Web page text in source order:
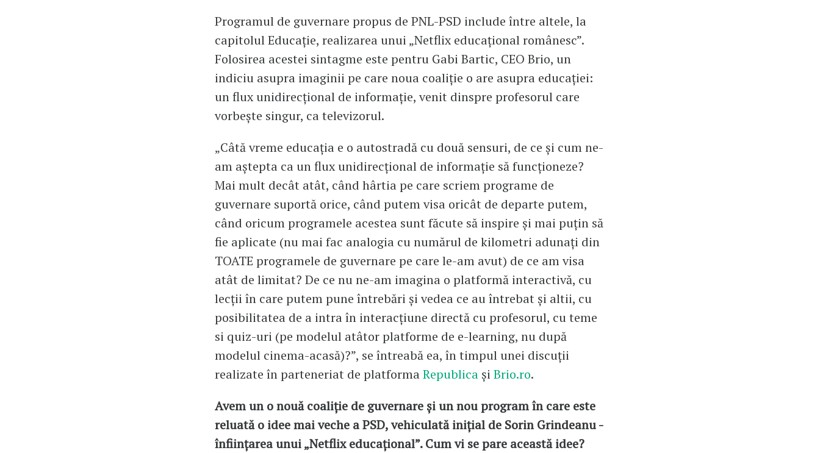
Programul de guvernare propus de PNL-PSD include între altele, la
capitolul Educație, realizarea unui „Netflix educațional românesc”.
Folosirea acestei sintagme este pentru Gabi Bartic, CEO Brio, un
indiciu asupra imaginii pe care noua coaliție o are asupra educației:
un flux unidirecțional de informație, venit dinspre profesorul care
vorbește singur, ca televizorul.
„Câtă vreme educația e o autostradă cu două sensuri, de ce și cum ne-
am aștepta ca un flux unidirecțional de informație să funcționeze?
Mai mult decât atât, când hârtia pe care scriem programe de
guvernare suportă orice, când putem visa oricât de departe putem,
când oricum programele acestea sunt făcute să inspire și mai puțin să
fie aplicate (nu mai fac analogia cu numărul de kilometri adunați din
TOATE programele de guvernare pe care le-am avut) de ce am visa
atât de limitat? De ce nu ne-am imagina o platformă interactivă, cu
lecții în care putem pune întrebări și vedea ce au întrebat și altii, cu
posibilitatea de a intra în interacțiune directă cu profesorul, cu teme
si quiz-uri (pe modelul atâtor platforme de e-learning, nu după
modelul cinema-acasă)?”, se întreabă ea, în timpul unei discuții
realizate în parteneriat de platformaRepublica și Brio.ro.
Avem un o nouă coaliție de guvernare și un nou program în care este
reluată o idee mai veche a PSD, vehiculată inițial de Sorin Grindeanu -
înființarea unui „Netflix educațional”. Cum vi se pare această idee?